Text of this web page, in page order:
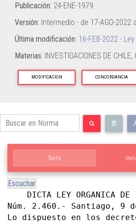
Publicación: 24-ENE-1979
Versión: Intermedio - de 17-AGO-2022 a
Última modificación: 16-FEB-2022 -
Materias: INVESTIGACIONES DE CHILE,
MODIFICACION CONCORDANCIA
Texto
Escuchar
DICTA LEY ORGANICA DE
Núm. 2.460.- Santiago, 9
Lo dispuesto en los